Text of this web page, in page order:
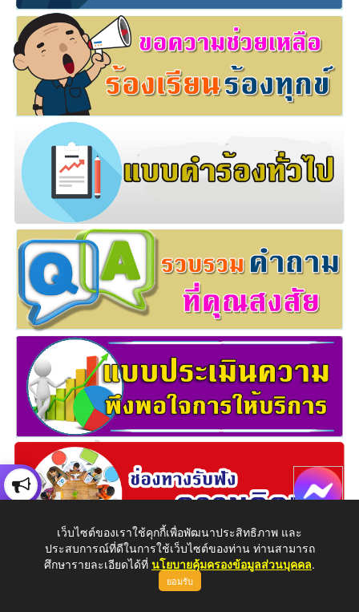
เว็บไซต์ของเราใช้คุกกี้เพื่อพัฒนาประสิทธิภาพ และ
ประสบการณ์ที่ดีในการใช้เว็บไซต์ของท่าน ท่านสามารถ
ศึกษารายละเอียดได้ที่ นโยบายคุ้มครองข้อมูลส่วนบุคคล.
ยอมรับ